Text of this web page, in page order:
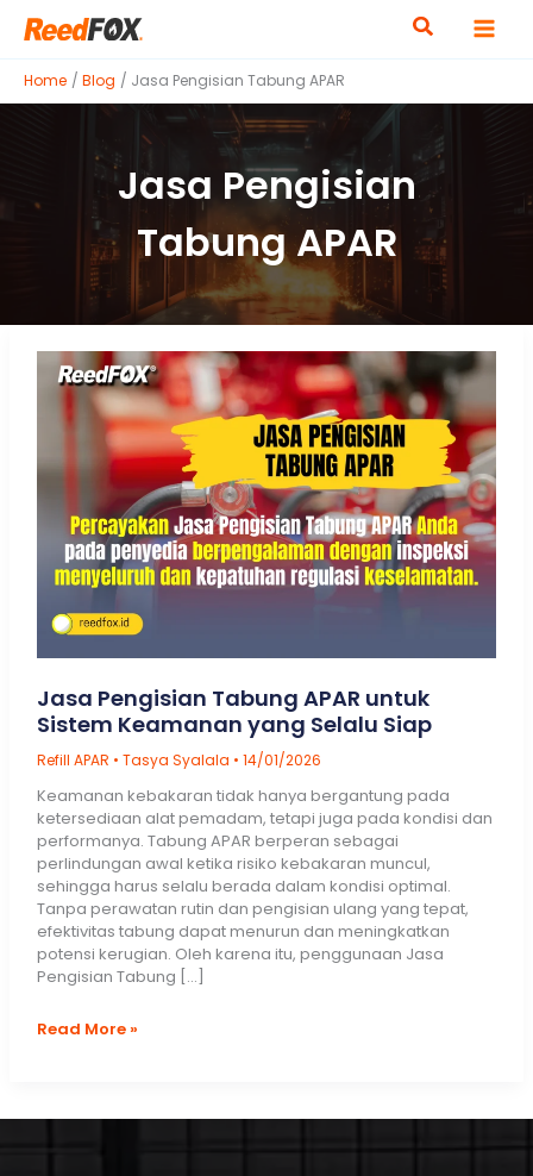
Home Blog Jasa Pengisian Tabung APAR
Jasa Pengisian
Tabung APAR
Jasa Pengisian Tabung APAR untuk
Sistem Keamanan yang Selalu Siap
Refill APAR • Tasya Syalala • 14/01/2026
Keamanan kebakaran tidak hanya bergantung pada
ketersediaan alat pemadam, tetapi juga pada kondisi dan
performanya. Tabung APAR berperan sebagai
perlindungan awal ketika risiko kebakaran muncul,
sehingga harus selalu berada dalam kondisi optimal.
Tanpa perawatan rutin dan pengisian ulang yang tepat,
efektivitas tabung dapat menurun dan meningkatkan
potensi kerugian. Oleh karena itu, penggunaan Jasa
Pengisian Tabung […]
Jasa
untuk
Read More »